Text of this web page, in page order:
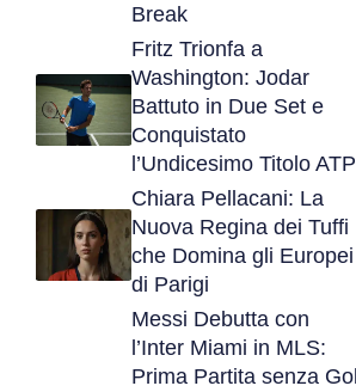
Break
Fritz Trionfa a
Washington: Jodar
Battuto in Due Set e
Conquistato
l’Undicesimo Titolo ATP
Chiara Pellacani: La
Nuova Regina dei Tuffi
che Domina gli Europei
di Parigi
Messi Debutta con
l’Inter Miami in MLS:
Prima Partita senza Gol